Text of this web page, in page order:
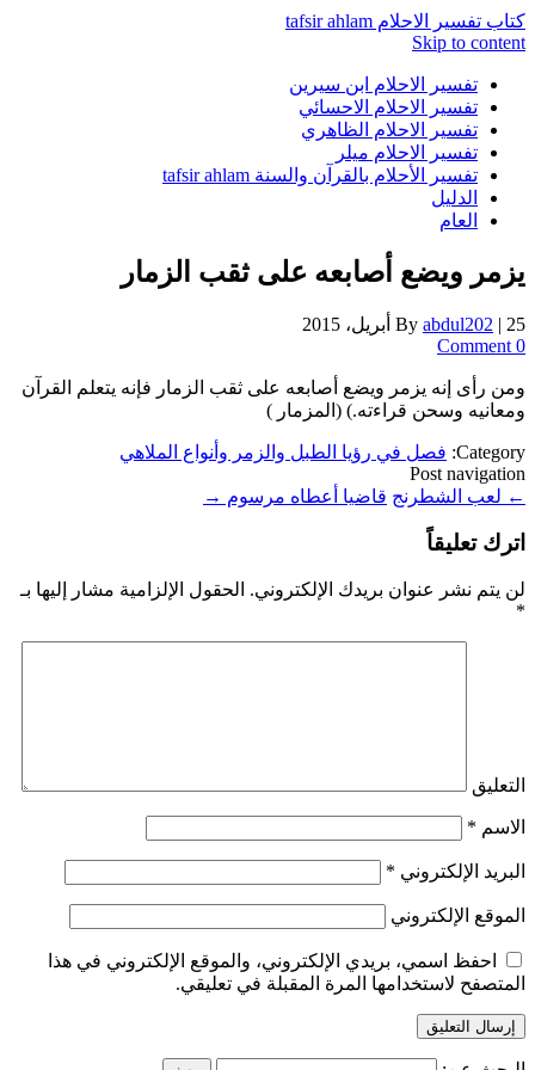
كتاب تفسير الاحلام tafsir ahlam
Skip to content
تفسير الاحلام ابن سيرين
تفسير الاحلام الاحسائي
تفسير الاحلام الظاهري
تفسير الاحلام ميلر
تفسير الأحلام بالقرآن والسنة tafsir ahlam
الدليل
العام
يزمر ويضع أصابعه على ثقب الزمار
By abdul202 | 25 أبريل، 2015
0 Comment
ومن رأى إنه يزمر ويضع أصابعه على ثقب الزمار فإنه يتعلم القرآن
ومعانيه وسحن قراءته.) (المزمار )
Category: فصل في رؤيا الطبل والزمر وأنواع الملاهي
Post navigation
← لعب الشطرنج قاضيا أعطاه مرسوم →
اترك تعليقاً
لن يتم نشر عنوان بريدك الإلكتروني. الحقول الإلزامية مشار إليها بـ
*
التعليق
الاسم *
البريد الإلكتروني *
الموقع الإلكتروني
احفظ اسمي، بريدي الإلكتروني، والموقع الإلكتروني في هذا
المتصفح لاستخدامها المرة المقبلة في تعليقي.